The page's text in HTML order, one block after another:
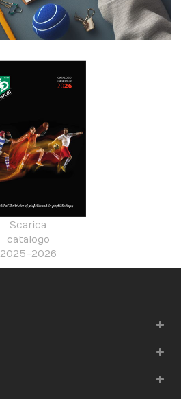
Scarica
catalogo
2025-2026